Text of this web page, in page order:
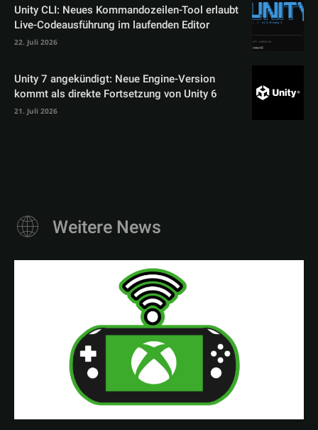
Unity CLI: Neues Kommandozeilen-Tool erlaubt
Live-Codeausführung im laufenden Editor
22. Juli 2026
Unity 7 angekündigt: Neue Engine-Version
kommt als direkte Fortsetzung von Unity 6
21. Juli 2026
Weitere News